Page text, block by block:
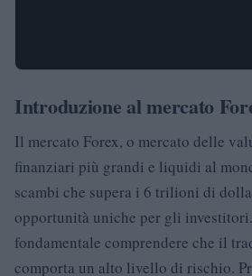
Introduzione al mercato
Il mercato Forex, o mercato delle
finanziari più grandi e liquidi al
scambi che supera i 6 trilioni di
opportunità uniche per gli
fondamentale comprendere che il
comporta un alto livello di rischio.